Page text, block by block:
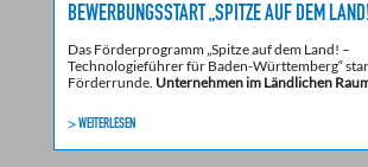
BEWERBUNGSSTART „SPITZE AUF DEM
Das Förderprogramm „Spitze auf dem Land! –
Technologieführer für Baden-Württemberg“
Förderrunde. Unternehmen im Ländlichen
> WEITERLESEN